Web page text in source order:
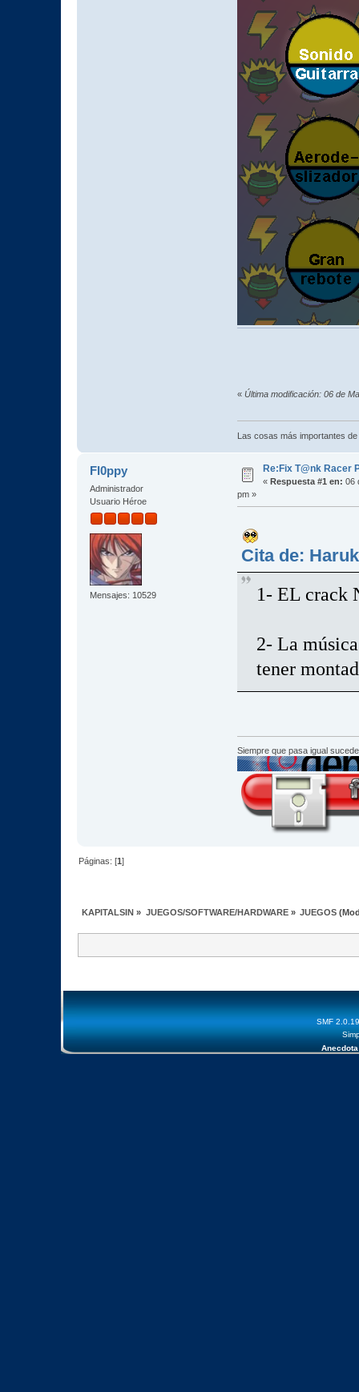
« Última modificación: 06 de
Las cosas más importantes
Fl0ppy
Administrador
Usuario Héroe
Mensajes: 10529
Re:Fix T@nk Racer
« Respuesta #1 en: 06
pm »
Cita de:
1- EL crack
2- La
tener
Siempre que pasa igual
Páginas: [1]
KAPITALSIN » JUEGOS/SOFTWARE/HARDWARE» JUEGOS
SMF 2.0.19
Anecdota